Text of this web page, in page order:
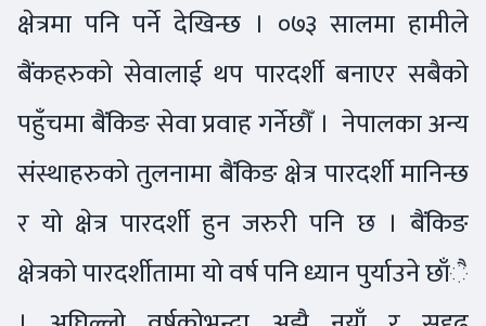
क्षेत्रमा पनि पर्ने देखिन्छ । ०७३ सालमा हामीले
बैंकहरुको सेवालाई थप पारदर्शी बनाएर सबैको
पहुँचमा बैंकिङ सेवा प्रवाह गर्नेछौँ । नेपालका अन्य
संस्थाहरुको तुलनामा बैंकिङ क्षेत्र पारदर्शी मानिन्छ
र यो क्षेत्र पारदर्शी हुन जरुरी पनि छ । बैंकिङ
क्षेत्रको पारदर्शीतामा यो वर्ष पनि ध्यान पुर्याउने छाँै